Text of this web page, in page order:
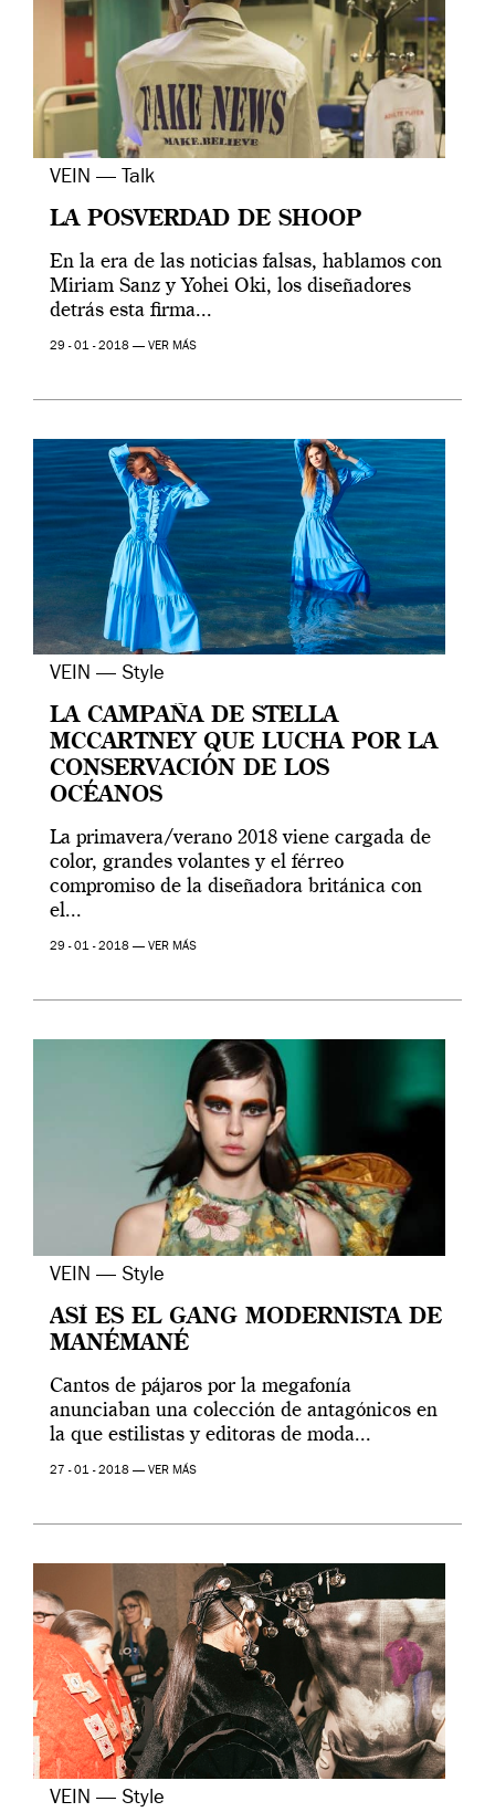
VEIN — Talk
LA POSVERDAD DE SHOOP
En la era de las noticias falsas, hablamos con
Miriam Sanz y Yohei Oki, los diseñadores
detrás esta firma...
29 - 01 - 2018 — VER MÁS
VEIN — Style
LA CAMPAÑA DE STELLA
MCCARTNEY QUE LUCHA POR LA
CONSERVACIÓN DE LOS
OCÉANOS
La primavera/verano 2018 viene cargada de
color, grandes volantes y el férreo
compromiso de la diseñadora británica con
el...
29 - 01 - 2018 — VER MÁS
VEIN — Style
ASÍ ES EL GANG MODERNISTA DE
MANÉMANÉ
Cantos de pájaros por la megafonía
anunciaban una colección de antagónicos en
la que estilistas y editoras de moda...
27 - 01 - 2018 — VER MÁS
VEIN — Style